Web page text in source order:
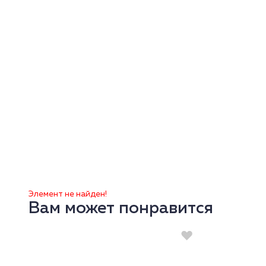
Элемент не найден!
Вам может понравится